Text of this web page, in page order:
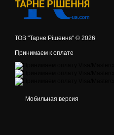
ТОВ "Тарне Рішення" © 2026
Принимаем к оплате
Мобильная версия